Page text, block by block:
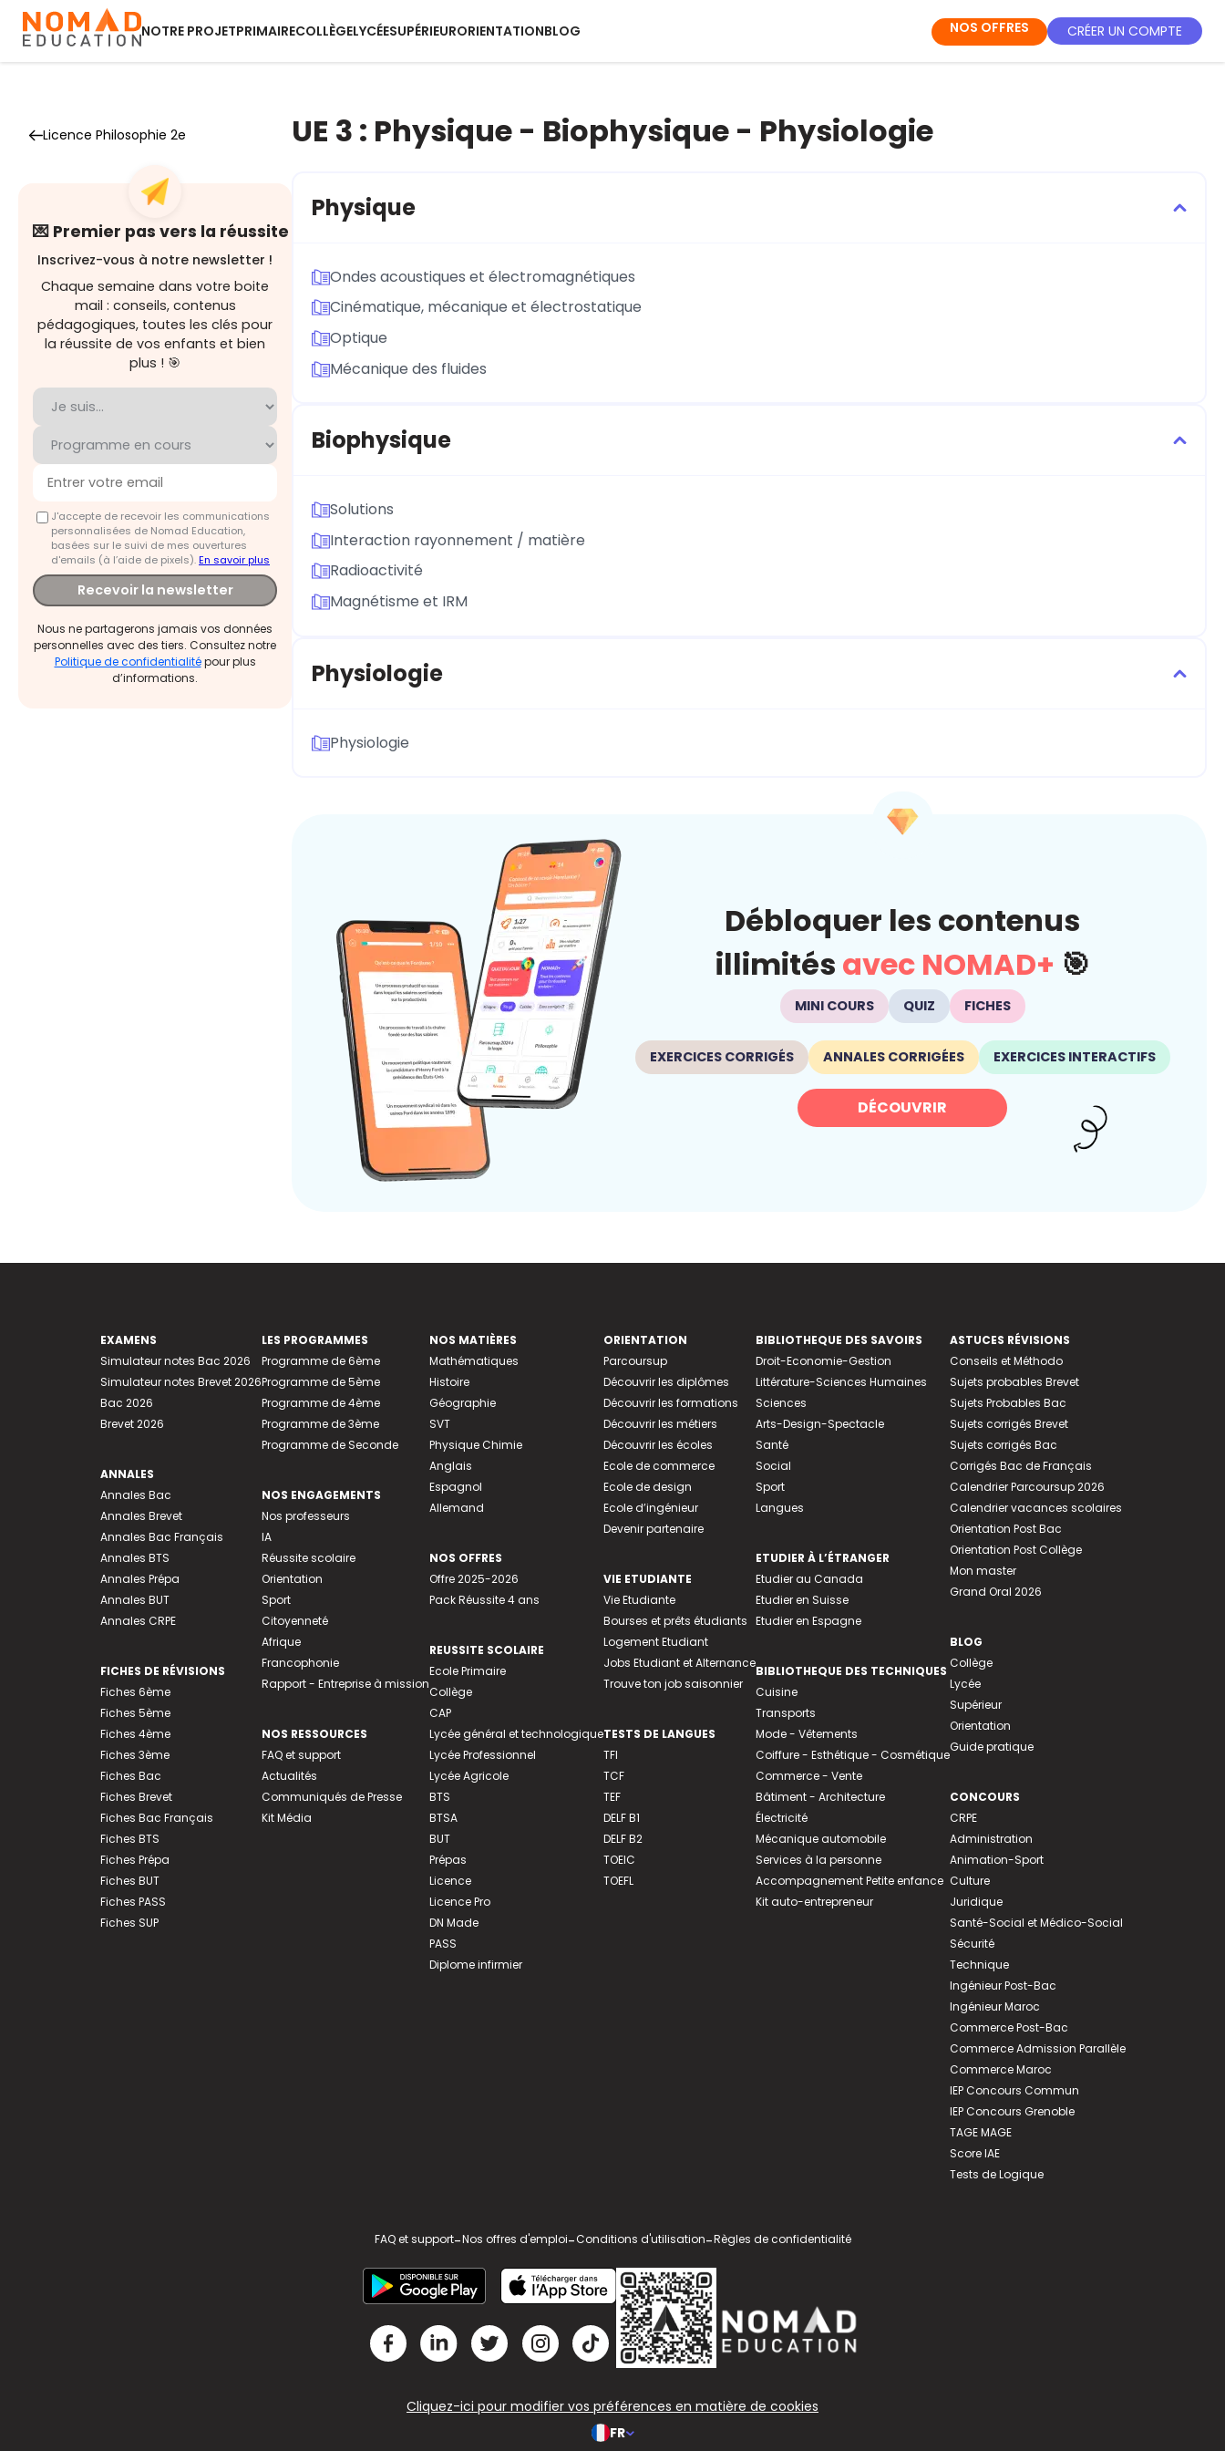
NOTRE PROJETPRIMAIRECOLLÈGELYCÉESUPÉRIEURORIENTATIONBLOG NOS OFFRES CRÉER UN COMPTE
Licence Philosophie 2e
💌 Premier pas vers la réussite
Inscrivez-vous à notre newsletter !
Chaque semaine dans votre boite
mail : conseils, contenus
pédagogiques, toutes les clés pour
la réussite de vos enfants et bien
plus ! 🎯
J'accepte de recevoir les communications
personnalisées de Nomad Education,
basées sur le suivi de mes ouvertures
d'emails (à l’aide de pixels).En savoir plus
Recevoir la newsletter
Nous ne partagerons jamais vos données
personnelles avec des tiers. Consultez notre
Politique de confidentialitépour plus
d’informations.
UE 3 : Physique - Biophysique - Physiologie
Physique
Ondes acoustiques et électromagnétiques
Cinématique, mécanique et électrostatique
Optique
Mécanique des fluides
Biophysique
Solutions
Interaction rayonnement / matière
Radioactivité
Magnétisme et IRM
Physiologie
Physiologie
Débloquer les contenus
illimités avec NOMAD+ 🎯
MINI COURS QUIZ FICHES
EXERCICES CORRIGÉS ANNALES CORRIGÉES EXERCICES INTERACTIFS
DÉCOUVRIR
EXAMENS
Simulateur notes Bac 2026
Simulateur notes Brevet 2026
Bac 2026
Brevet 2026
ANNALES
Annales Bac
Annales Brevet
Annales Bac Français
Annales BTS
Annales Prépa
Annales BUT
Annales CRPE
FICHES DE RÉVISIONS
Fiches 6ème
Fiches 5ème
Fiches 4ème
Fiches 3ème
Fiches Bac
Fiches Brevet
Fiches Bac Français
Fiches BTS
Fiches Prépa
Fiches BUT
Fiches PASS
Fiches SUP
LES PROGRAMMES
Programme de 6ème
Programme de 5ème
Programme de 4ème
Programme de 3ème
Programme de Seconde
NOS ENGAGEMENTS
Nos professeurs
IA
Réussite scolaire
Orientation
Sport
Citoyenneté
Afrique
Francophonie
Rapport - Entreprise à mission
NOS RESSOURCES
FAQ et support
Actualités
Communiqués de Presse
Kit Média
NOS MATIÈRES
Mathématiques
Histoire
Géographie
SVT
Physique Chimie
Anglais
Espagnol
Allemand
NOS OFFRES
Offre 2025-2026
Pack Réussite 4 ans
REUSSITE SCOLAIRE
Ecole Primaire
Collège
CAP
Lycée général et technologique
Lycée Professionnel
Lycée Agricole
BTS
BTSA
BUT
Prépas
Licence
Licence Pro
DN Made
PASS
Diplome infirmier
ORIENTATION
Parcoursup
Découvrir les diplômes
Découvrir les formations
Découvrir les métiers
Découvrir les écoles
Ecole de commerce
Ecole de design
Ecole d’ingénieur
Devenir partenaire
VIE ETUDIANTE
Vie Etudiante
Bourses et prêts étudiants
Logement Etudiant
Jobs Etudiant et Alternance
Trouve ton job saisonnier
TESTS DE LANGUES
TFI
TCF
TEF
DELF B1
DELF B2
TOEIC
TOEFL
BIBLIOTHEQUE DES SAVOIRS
Droit-Economie-Gestion
Littérature-Sciences Humaines
Sciences
Arts-Design-Spectacle
Santé
Social
Sport
Langues
ETUDIER À L’ÉTRANGER
Etudier au Canada
Etudier en Suisse
Etudier en Espagne
BIBLIOTHEQUE DES TECHNIQUES
Cuisine
Transports
Mode - Vêtements
Coiffure - Esthétique - Cosmétique
Commerce - Vente
Bâtiment - Architecture
Électricité
Mécanique automobile
Services à la personne
Accompagnement Petite enfance
Kit auto-entrepreneur
ASTUCES RÉVISIONS
Conseils et Méthodo
Sujets probables Brevet
Sujets Probables Bac
Sujets corrigés Brevet
Sujets corrigés Bac
Corrigés Bac de Français
Calendrier Parcoursup 2026
Calendrier vacances scolaires
Orientation Post Bac
Orientation Post Collège
Mon master
Grand Oral 2026
BLOG
Collège
Lycée
Supérieur
Orientation
Guide pratique
CONCOURS
CRPE
Administration
Animation-Sport
Culture
Juridique
Santé-Social et Médico-Social
Sécurité
Technique
Ingénieur Post-Bac
Ingénieur Maroc
Commerce Post-Bac
Commerce Admission Parallèle
Commerce Maroc
IEP Concours Commun
IEP Concours Grenoble
TAGE MAGE
Score IAE
Tests de Logique
FAQ et support-Nos offres d'emploi-Conditions d'utilisation-Règles de confidentialité
Cliquez-ici pour modifier vos préférences en matière de cookies
FR